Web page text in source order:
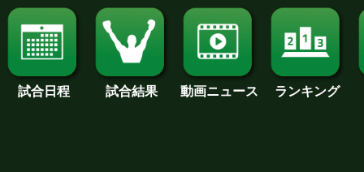
試合日程 試合結果 動画ニュース ランキング